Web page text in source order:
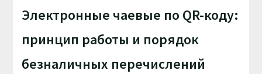
Электронные чаевые по QR-коду:
принцип работы и порядок
безналичных перечислений